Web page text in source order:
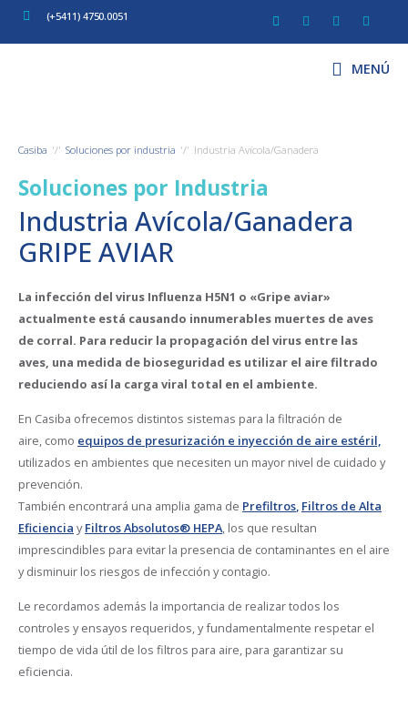
(+5411) 4750.0051
MENÚ
Casiba Soluciones por industria Industria Avícola/Ganadera
Soluciones por Industria
Industria Avícola/Ganadera
GRIPE AVIAR
La infección del virus Influenza H5N1 o «Gripe aviar»
actualmente está causando innumerables muertes de aves
de corral. Para reducir la propagación del virus entre las
aves, una medida de bioseguridad es utilizar el aire filtrado
reduciendo así la carga viral total en el ambiente.
En Casiba ofrecemos distintos sistemas para la filtración de
aire, como equipos de presurización e inyección de aire estéril,
utilizados en ambientes que necesiten un mayor nivel de cuidado y
prevención.
También encontrará una amplia gama de Prefiltros, Filtros de Alta
Eficiencia yFiltros Absolutos® HEPA, los que resultan
imprescindibles para evitar la presencia de contaminantes en el aire
y disminuir los riesgos de infección y contagio.
Le recordamos además la importancia de realizar todos los
controles y ensayos requeridos, y fundamentalmente respetar el
tiempo de vida útil de los filtros para aire, para garantizar su
eficiencia.